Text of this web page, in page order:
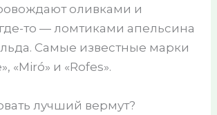
оливками и
то — ломтиками апельсина
Самые известные марки
«Miró» и «Rofes».
лучший вермут?